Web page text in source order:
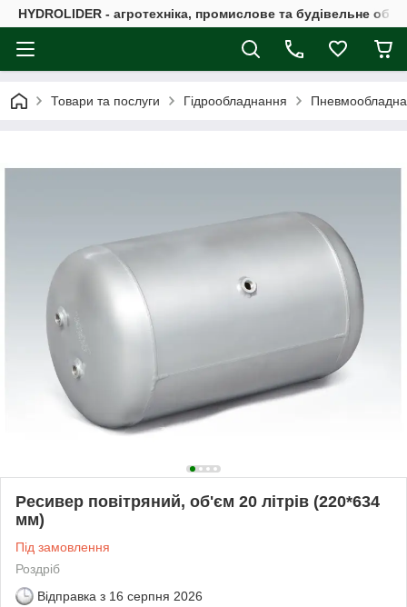
HYDROLIDER - агротехніка, промислове та будівельне
Товари та послуги Гідрообладнання
Ресивер повітряний, об'єм 20 літрів (220*634
мм)
Під замовлення
Роздріб
Відправка з 16 серпня 2026